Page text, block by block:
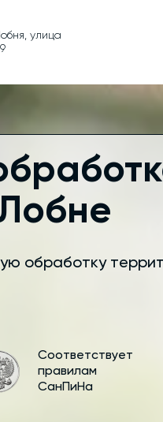
улица
обработку
Соответствует
правилам
СанПиНа